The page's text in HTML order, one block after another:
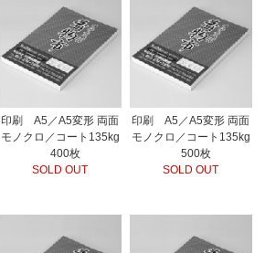
印刷 A5／A5変形 両面
モノクロ／コート135kg
400枚
SOLD OUT
印刷 A5／A5変形 両面
モノクロ／コート135kg
500枚
SOLD OUT